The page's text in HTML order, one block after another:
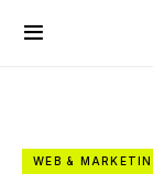
WEB &